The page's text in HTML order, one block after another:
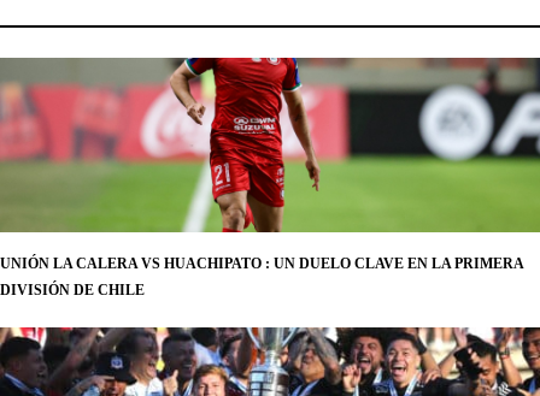
UNIÓN LA CALERA VS HUACHIPATO : UN DUELO CLAVE EN LA PRIMERA
DIVISIÓN DE CHILE